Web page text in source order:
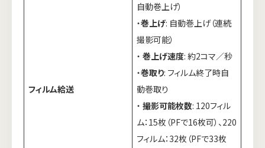
フィルム給送
自動巻上げ）
・巻上げ: 自動巻上げ（連続
撮影可能）
・ 巻上げ速度: 約2コマ／秒
・巻取り: フィルム終了時自
動巻取り
・ 撮影可能枚数: 120フィル
ム：15枚（PFで16枚可）、220
フィルム：32枚（PFで33枚